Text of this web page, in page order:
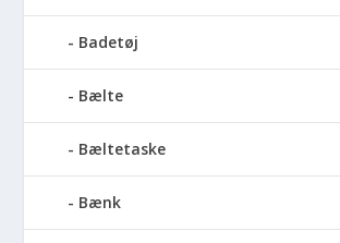
Badetøj
Bælte
Bæltetaske
Bænk